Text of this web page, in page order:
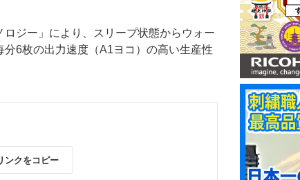
ジー」により、スリープ状態からウォー
6枚の出力速度（A1ヨコ）の高い生産性
ンクをコピー